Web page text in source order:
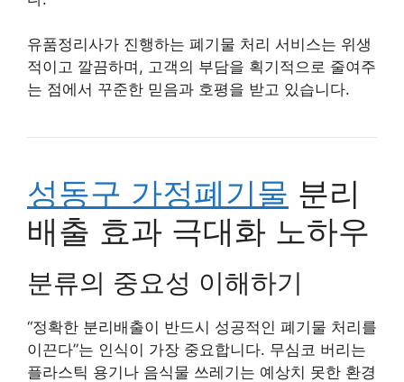
유품정리사가 진행하는 폐기물 처리 서비스는 위생
적이고 깔끔하며, 고객의 부담을 획기적으로 줄여주
는 점에서 꾸준한 믿음과 호평을 받고 있습니다.
성동구 가정폐기물 분리
배출 효과 극대화 노하우
분류의 중요성 이해하기
“정확한 분리배출이 반드시 성공적인 폐기물 처리를
이끈다”는 인식이 가장 중요합니다. 무심코 버리는
플라스틱 용기나 음식물 쓰레기는 예상치 못한 환경